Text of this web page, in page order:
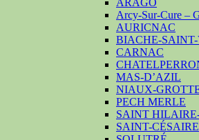
Arcy-Sur-Cure –
AURICNAC
BIACHE-
CARNAC
MAS-D’AZIL
NIAUX-
PECH MERLE
SAINT
SAINT-CÉSAIRE